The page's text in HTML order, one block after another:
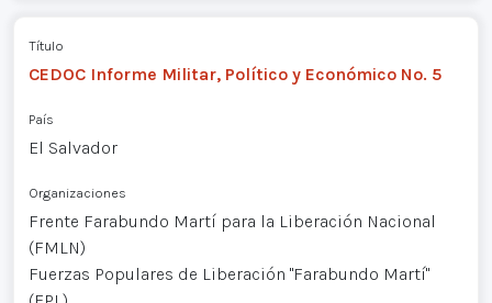
Título
CEDOC Informe Militar, Político y Económico No. 5
País
El Salvador
Organizaciones
Frente Farabundo Martí para la Liberación Nacional
(FMLN)
Fuerzas Populares de Liberación "Farabundo Martí"